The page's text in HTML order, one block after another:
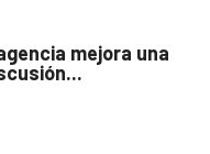
mejora una